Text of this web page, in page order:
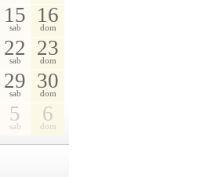
15
sab
16
dom
22
sab
23
dom
29
sab
30
dom
5
sab
6
dom